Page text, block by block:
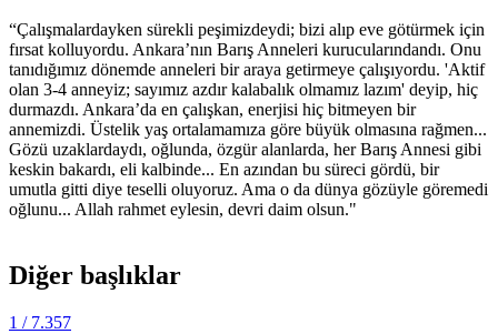
“Çalışmalardayken sürekli peşimizdeydi; bizi alıp eve götürmek için
fırsat kolluyordu. Ankara’nın Barış Anneleri kurucularındandı. Onu
tanıdığımız dönemde anneleri bir araya getirmeye çalışıyordu. 'Aktif
olan 3-4 anneyiz; sayımız azdır kalabalık olmamız lazım' deyip, hiç
durmazdı. Ankara’da en çalışkan, enerjisi hiç bitmeyen bir
annemizdi. Üstelik yaş ortalamamıza göre büyük olmasına rağmen...
Gözü uzaklardaydı, oğlunda, özgür alanlarda, her Barış Annesi gibi
keskin bakardı, eli kalbinde... En azından bu süreci gördü, bir
umutla gitti diye teselli oluyoruz. Ama o da dünya gözüyle göremedi
oğlunu... Allah rahmet eylesin, devri daim olsun."
Diğer başlıklar
1 / 7.357